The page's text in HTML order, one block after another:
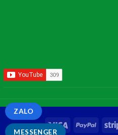
MESSENGER
ZALO